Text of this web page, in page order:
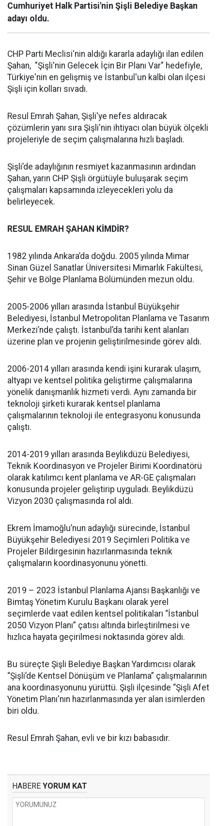
Cumhuriyet Halk Partisi'nin Şişli Belediye Başkan
adayı oldu.
CHP Parti Meclisi'nin aldığı kararla adaylığı ilan edilen
Şahan, "Şişli'nin Gelecek İçin Bir Planı Var" hedefiyle,
Türkiye'nin en gelişmiş ve İstanbul'un kalbi olan ilçesi
Şişli için kolları sıvadı.
Resul Emrah Şahan, Şişli'ye nefes aldıracak
çözümlerin yanı sıra Şişli'nin ihtiyacı olan büyük ölçekli
projeleriyle de seçim çalışmalarına hızlı başladı.
Şişli’de adaylığının resmiyet kazanmasının ardından
Şahan, yarın CHP Şişli örgütüyle buluşarak seçim
çalışmaları kapsamında izleyecekleri yolu da
belirleyecek.
RESUL EMRAH ŞAHAN KİMDİR?
1982 yılında Ankara’da doğdu. 2005 yılında Mimar
Sinan Güzel Sanatlar Üniversitesi Mimarlık Fakültesi,
Şehir ve Bölge Planlama Bölümünden mezun oldu.
2005-2006 yılları arasında İstanbul Büyükşehir
Belediyesi, İstanbul Metropolitan Planlama ve Tasarım
Merkezi’nde çalıştı. İstanbul’da tarihi kent alanları
üzerine plan ve projenin geliştirilmesinde görev aldı.
2006-2014 yılları arasında kendi işini kurarak ulaşım,
altyapı ve kentsel politika geliştirme çalışmalarına
yönelik danışmanlık hizmeti verdi. Aynı zamanda bir
teknoloji şirketi kurarak kentsel planlama
çalışmalarının teknoloji ile entegrasyonu konusunda
çalıştı.
2014-2019 yılları arasında Beylikdüzü Belediyesi,
Teknik Koordinasyon ve Projeler Birimi Koordinatörü
olarak katılımcı kent planlama ve AR-GE çalışmaları
konusunda projeler geliştirip uyguladı. Beylikdüzü
Vizyon 2030 çalışmasında rol aldı.
Ekrem İmamoğlu’nun adaylığı sürecinde, İstanbul
Büyükşehir Belediyesi 2019 Seçimleri Politika ve
Projeler Bildirgesinin hazırlanmasında teknik
çalışmaların koordinasyonunu yönetti.
2019 – 2023 İstanbul Planlama Ajansı Başkanlığı ve
Bimtaş Yönetim Kurulu Başkanı olarak yerel
seçimlerde vaat edilen kentsel politikaları “İstanbul
2050 Vizyon Planı” çatısı altında birleştirilmesi ve
hızlıca hayata geçirilmesi noktasında görev aldı.
Bu süreçte Şişli Belediye Başkan Yardımcısı olarak
“Şişli’de Kentsel Dönüşüm ve Planlama” çalışmalarının
ana koordinasyonunu yürüttü. Şişli ilçesinde “Şişli Afet
Yönetim Planı'nın hazırlanmasında yer alan isimlerden
biri oldu.
Resul Emrah Şahan, evli ve bir kızı babasıdır.
HABERE YORUM KAT